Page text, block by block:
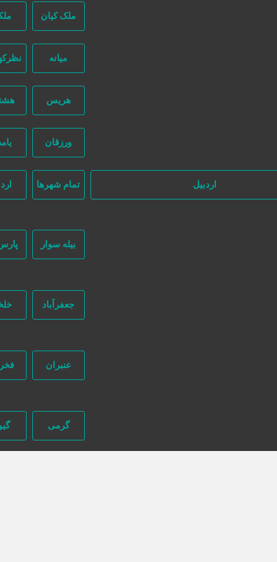
ملک کیان
میانه
هریس
ورزقان
اردبیل تمام شهر‌ها
بیله سوار
جعفرآباد
عنبران
گرمی
خرید و فروشِ شما نیازجو هیچ دخالتی نداشته و کاربران باید